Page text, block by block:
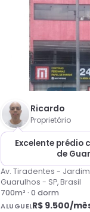
Ricardo
Proprietário
Excelente prédio
de
Av. Tiradentes -
Guarulhos - SP, Brasil
700m² ·0 dorm
ALUGUELR$ 9.500/